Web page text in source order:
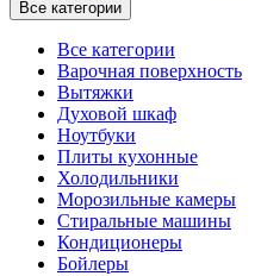
Все категории
Все категории
Варочная поверхность
Вытяжки
Духовой шкаф
Ноутбуки
Плиты кухонные
Холодильники
Морозильные камеры
Стиральные машины
Кондиционеры
Бойлеры